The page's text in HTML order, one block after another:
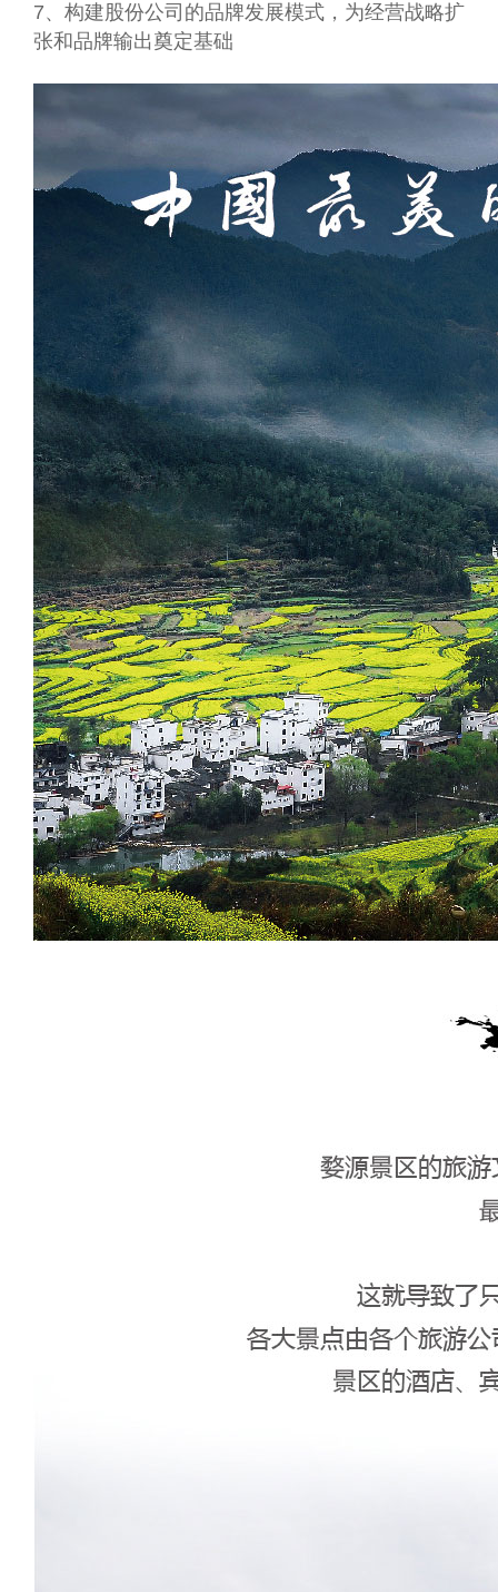
7、构建股份公司的品牌发展模式，为经营战略扩
张和品牌输出奠定基础